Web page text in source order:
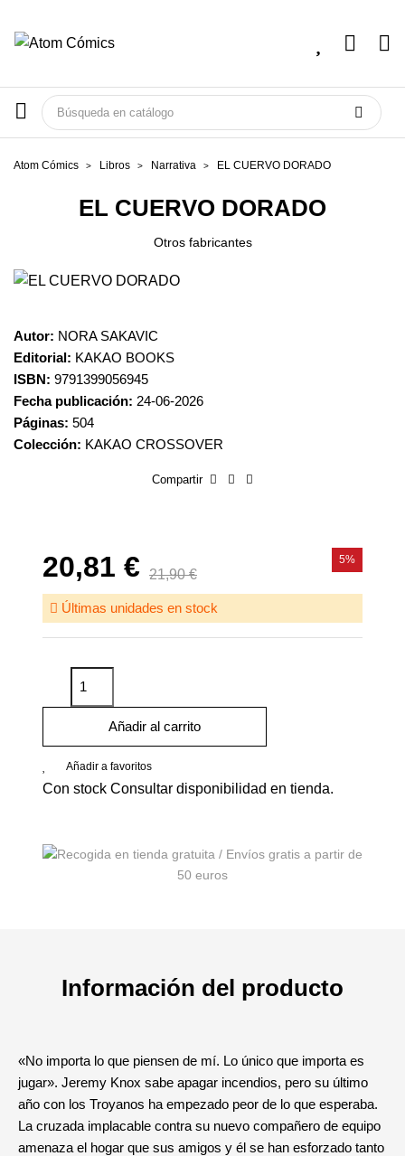
Atom Cómics Libros Narrativa EL CUERVO DORADO
EL CUERVO DORADO
Otros fabricantes
Autor: NORA SAKAVIC
Editorial: KAKAO BOOKS
ISBN: 9791399056945
Fecha publicación: 24-06-2026
Páginas: 504
Colección: KAKAO CROSSOVER
Compartir
20,81 € 21,90 €
5%
Últimas unidades en stock
Añadir al carrito
Añadir a favoritos
Con stock Consultar disponibilidad en tienda.
Información del producto
«No importa lo que piensen de mí. Lo único que importa es
jugar». Jeremy Knox sabe apagar incendios, pero su último
año con los Troyanos ha empezado peor de lo que esperaba.
La cruzada implacable contra su nuevo compañero de equipo
amenaza el hogar que sus amigos y él se han esforzado tanto